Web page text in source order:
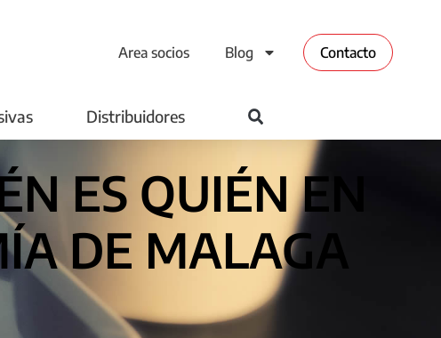
Area socios Blog Contacto
Distribuidores
ES QUIÉN EN
DE MALAGA